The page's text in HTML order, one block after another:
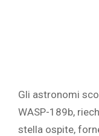
Gli astronomi
WASP-189b,
stella ospite,